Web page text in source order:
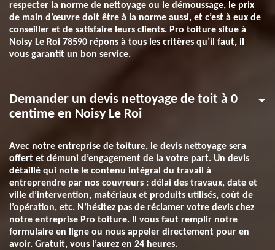
respecter la norme de nettoyage ou le démoussage, le prix
de main d’œuvre doit être à la norme aussi, et c’est à eux de
conseiller et de satisfaire leurs clients. Pro toiture situe à
Noisy Le Roi 78590 répons à tous les critères qu’il faut, il
vous garantit un bon service.
Demander un devis nettoyage de toit à 0
centime en Noisy Le Roi
Avec notre entreprise de toiture, le devis nettoyage sera
offert et démuni d’engagement de la votre part. Un devis
détaillé qui note le contenu intégral du travail à
entreprendre par nos couvreurs : délai des travaux, date et
ville d’intervention, matériaux et produits utilisés, coût de
l’opération, etc. N’hésitez pas de réclamer votre devis chez
notre entreprise Pro toiture. Il vous faut remplir notre
formulaire en ligne ou nous appeler directement pour en
avoir. Gratuit, vous l’aurez en 24 heures.